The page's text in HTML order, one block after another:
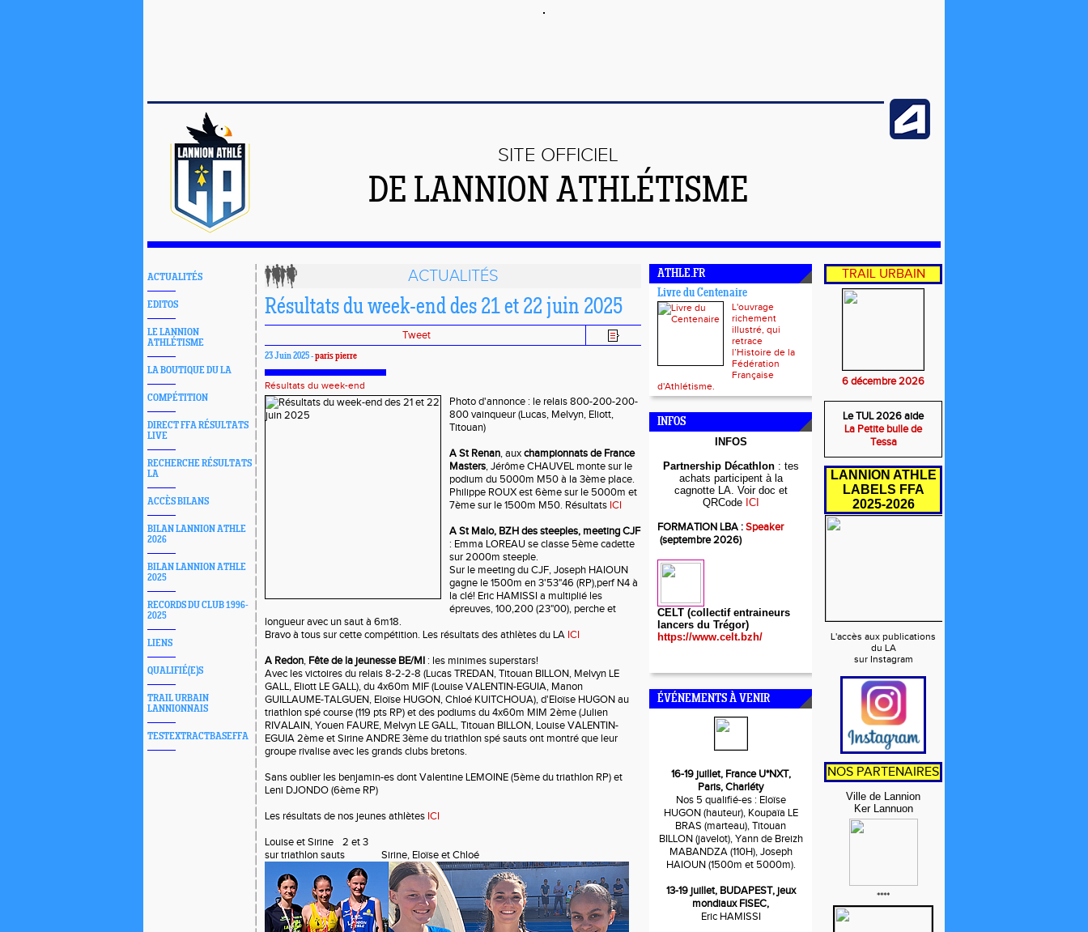
SITE OFFICIEL
DE LANNION ATHLÉTISME
ACTUALITÉS
EDITOS
LE LANNION
ATHLÉTISME
LA BOUTIQUE DU LA
COMPÉTITION
DIRECT FFA RÉSULTATS
LIVE
RECHERCHE RÉSULTATS
LA
ACCÈS BILANS
BILAN LANNION ATHLE
2026
BILAN LANNION ATHLE
2025
RECORDS DU CLUB 1996-
2025
LIENS
QUALIFIÉ(E)S
TRAIL URBAIN
LANNIONNAIS
TESTEXTRACTBASEFFA
ACTUALITÉS
Résultats du week-end des 21 et 22 juin 2025
Tweet
23 Juin 2025 -paris pierre
Résultats du week-end
Photo d'annonce : le relais 800-200-200-
800 vainqueur (Lucas, Melvyn, Eliott,
Titouan)
A St Renan, auxchampionnats de France
Masters, Jérôme CHAUVEL monte sur le
podium du 5000m M50 à la 3ème place.
Philippe ROUX est 6ème sur le 5000m et
7ème sur le 1500m M50. Résultats ICI
A St Malo, BZH des steeples, meeting CJF
: Emma LOREAU se classe 5ème cadette
sur 2000m steeple.
Sur le meeting du CJF, Joseph HAIOUN
gagne le 1500m en 3'53"46 (RP),perf N4 à
la clé! Eric HAMISSI a multiplié les
épreuves, 100,200 (23"00), perche et
longueur avec un saut à 6m18.
Bravo à tous sur cette compétition. Les résultats des athlètes du LA ICI
A Redon, Fête de la jeunesse BE/MI : les minimes superstars!
Avec les victoires du relais 8-2-2-8 (Lucas TREDAN, Titouan BILLON, Melvyn LE
GALL, Eliott LE GALL), du 4x60m MIF (Louise VALENTIN-EGUIA, Manon
GUILLAUME-TALGUEN, Eloïse HUGON, Chloé KUITCHOUA), d'Eloïse HUGON au
triathlon spé course (119 pts RP) et des podiums du 4x60m MIM 2ème (Julien
RIVALAIN, Youen FAURE, Melvyn LE GALL, Titouan BILLON, Louise VALENTIN-
EGUIA 2ème et Sirine ANDRE 3ème du triathlon spé sauts ont montré que leur
groupe rivalise avec les grands clubs bretons.
Sans oublier les benjamin-es dont Valentine LEMOINE (5ème du triathlon RP) et
Leni DJONDO (6ème RP)
Les résultats de nos jeunes athlètes ICI
Louise et Sirine
2 et 3
sur triathlon sauts
Sirine, Eloïse et Chloé
ATHLE.FR
Livre du Centenaire
L'ouvrage
richement
illustré, qui
retrace
l’Histoire de la
Fédération
Française
d'Athlétisme.
INFOS
INFOS
Partnership Décathlon : tes
achats participent à la
cagnotte LA. Voir doc et
QRCode ICI
FORMATION LBA :Speaker
(septembre 2026)
CELT (collectif entraineurs
lancers du Trégor)
https://www.celt.bzh/
ÉVÉNEMENTS À VENIR
16-19 juillet, France U*NXT,
Paris, Charléty
Nos 5 qualifié-es : Eloïse
HUGON (hauteur), Koupaïa LE
BRAS (marteau), Titouan
BILLON (javelot), Yann de Breizh
MABANDZA (110H), Joseph
HAIOUN (1500m et 5000m).
13-19 juillet, BUDAPEST, jeux
mondiaux FISEC,
Eric HAMISSI
TRAIL URBAIN
6 décembre 2026
Le TUL 2026 aide
La Petite bulle de
Tessa
LANNION ATHLE
LABELS FFA
2025-2026
L'accès aux publications
du LA
sur Instagram
NOS PARTENAIRES
Ville de Lannion
Ker Lannuon
****